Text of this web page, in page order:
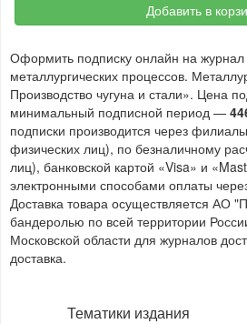
Добавить в
Оформить подписку онлайн на
металлургических процессов.
Производство чугуна и стали». Цена
минимальный подписной период —
подписки производится через
физических лиц), по безналичному
лиц), банковской картой «Visa» и
электронными способами оплаты
Доставка товара осуществляется АО
бандеролью по всей территории
Московской области для журналов
доставка.
Тематики издания